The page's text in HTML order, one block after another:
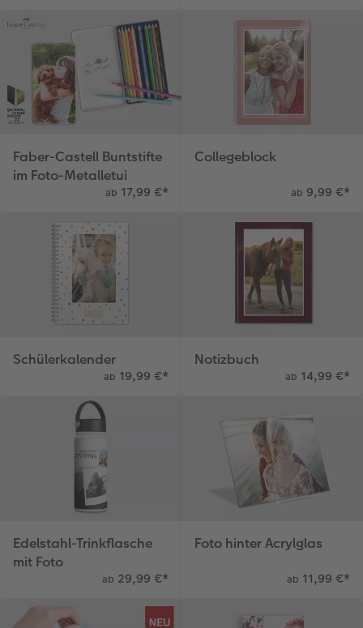
Gestaltungsideen
Anleitungen & Hilfe
Neuheiten
Extras
Mehrteiler
im Wunschformat
Extras
Einzelkarten
Digitale Grußkarte
Neuheiten
CEWE Geschenkgutschein
CEWE myPhotos
Faber-Castell Buntstifte
im Foto-Metalletui
ab 17,99 €*
Collegeblock
ab 9,99 €*
Schülerkalender
ab 19,99 €*
Notizbuch
ab 14,99 €*
Edelstahl-Trinkflasche
mit Foto
ab 29,99 €*
Foto hinter Acrylglas
ab 11,99 €*